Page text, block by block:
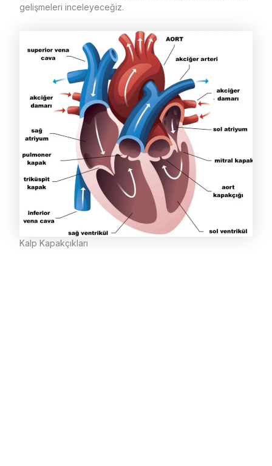
gelişmeleri inceleyeceğiz.
Kalp Kapakçıkları